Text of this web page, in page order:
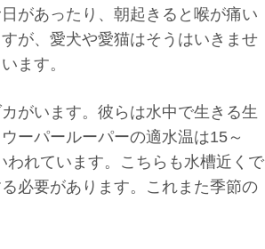
があったり、朝起きると喉が痛い
が、愛犬や愛猫はそうはいきませ
ます。
がいます。彼らは水中で生きる生
ーパールーパーの適水温は15～
れています。こちらも水槽近くで
必要があります。これまた季節の